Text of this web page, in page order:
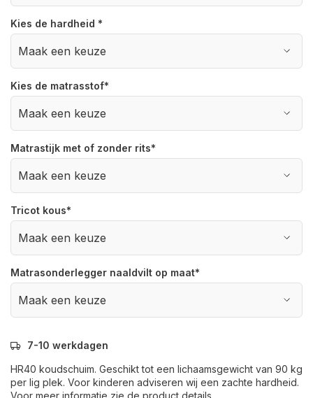
Kies de hardheid *
Kies de matrasstof*
Matrastijk met of zonder rits*
Tricot kous*
Matrasonderlegger naaldvilt op maat*
7-10 werkdagen
HR40 koudschuim. Geschikt tot een lichaamsgewicht van 90 kg
per lig plek. Voor kinderen adviseren wij een zachte hardheid.
Voor meer informatie zie de product details